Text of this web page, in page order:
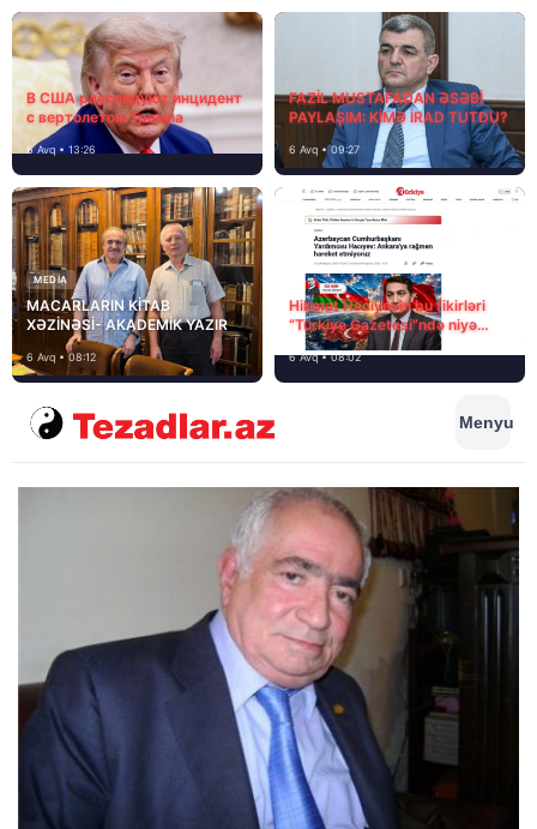
В США расследуют инцидент
с вертолетом Трампа
6 Avq • 13:26
FAZİL MUSTAFADAN ƏSƏBİ
PAYLAŞIM: KİMƏ İRAD TUTDU?
6 Avq • 09:27
MEDİA
MACARLARIN KİTAB
XƏZİNƏSİ- AKADEMİK YAZIR
6 Avq • 08:12
Hikmət Hacıyevin bu fikirləri
“Türkiye Gazetesi”ndə niyə
təhrif edilib?
6 Avq • 08:02
Menyu